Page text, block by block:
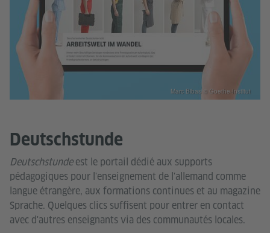
Deutschstunde
Deutschstundeest le portail dédié aux supports
pédagogiques pour l'enseignement de l'allemand comme
langue étrangère, aux formations continues et au magazine
Sprache. Quelques clics suffisent pour entrer en contact
avec d'autres enseignants via des communautés locales.
Marc Bibas © Goethe-Institut